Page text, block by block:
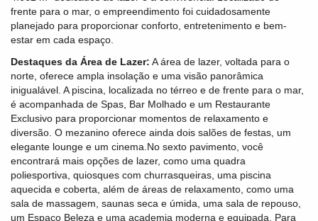
frente para o mar, o empreendimento foi cuidadosamente
planejado para proporcionar conforto, entretenimento e bem-
estar em cada espaço.
Destaques da Área de Lazer: A área de lazer, voltada para o
norte, oferece ampla insolação e uma visão panorâmica
inigualável. A piscina, localizada no térreo e de frente para o mar,
é acompanhada de Spas, Bar Molhado e um Restaurante
Exclusivo para proporcionar momentos de relaxamento e
diversão. O mezanino oferece ainda dois salões de festas, um
elegante lounge e um cinema.No sexto pavimento, você
encontrará mais opções de lazer, como uma quadra
poliesportiva, quiosques com churrasqueiras, uma piscina
aquecida e coberta, além de áreas de relaxamento, como uma
sala de massagem, saunas seca e úmida, uma sala de repouso,
um Espaço Beleza e uma academia moderna e equipada. Para